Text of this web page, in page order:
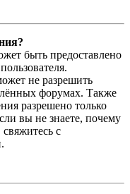
быть предоставлено
не разрешить
форумах. Также
разрешено только
вы не знаете, почему
с